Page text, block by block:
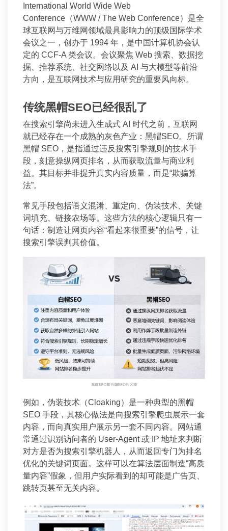
International World Wide Web
Conference（WWW / The Web Conference）是全
球互联网与万维网领域最具影响力的顶级国际学术
会议之一，创办于 1994 年，是中国计算机协会认
定的 CCF-A 类会议。会议聚焦 Web 搜索、数据挖
掘、推荐系统、社交网络以及 AI 与大模型等前沿
方向，是互联网技术与应用研究的重要风向标。
传统黑帽SEO已经很乱了
在搜索引擎尚未进入生成式 AI 时代之前，互联网
就已经存在一个成熟的灰色产业：黑帽SEO。所谓
黑帽 SEO，是指通过违反搜索引擎规则的技术手
段，刻意操纵网页排名，从而获取流量与商业利
益。其目标并非提升真实内容质量，而是“欺骗算
法”。
常见手段包括语义混淆、重定向、伪装技术、关键
词填充、链接农场等。这些方法的核心逻辑只有一
句话：制造让网页内容“看起来很重要”的信号，让
搜索引擎误判其价值。
例如，伪装技术（Cloaking）是一种典型的黑帽
SEO 手段，其核心做法是向搜索引擎爬虫展示一套
内容，而向真实用户展示另一套不同内容。网站通
常通过识别访问者的 User-Agent 或 IP 地址来判断
对方是否为搜索引擎机器人，从而返回专门为排名
优化的关键词页面。这样可以在算法层面制造“高质
量内容”假象，但用户实际看到的却可能是广告页、
跳转页甚至无关内容。